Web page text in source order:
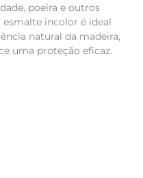
poeira e outros
esmalte incolor é ideal
natural da madeira,
uma proteção eficaz.